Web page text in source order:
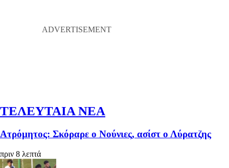
ΤΕΛΕΥΤΑΙΑ ΝΕΑ
Ατρόμητος: Σκόραρε ο Νούνιες, ασίστ ο Λύρατζης
πριν 8 λεπτά